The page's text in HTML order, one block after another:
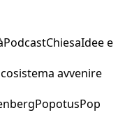
PodcastChiesaIdee e
avvenire
PopotusPop